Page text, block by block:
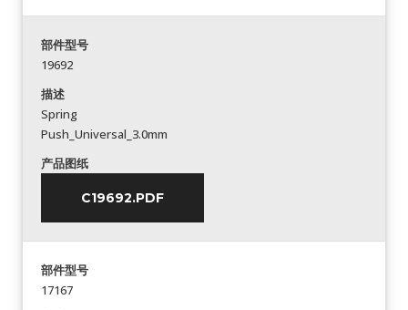
部件型号
19692
描述
Spring
Push_Universal_3.0mm
产品图纸
C19692.PDF
部件型号
17167